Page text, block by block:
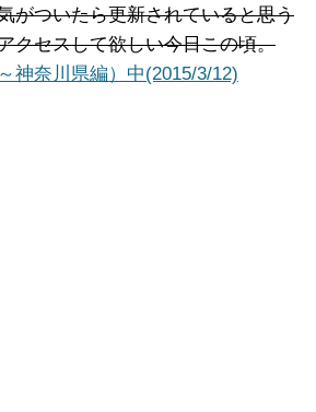
がついたら更新されていると思う
クセスして欲しい今日この頃。
神奈川県編）中(2015/3/12)